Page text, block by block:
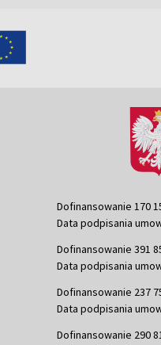
Dofinansowanie 170
Data podpisania
Dofinansowanie 391
Data podpisania
Dofinansowanie 237
Data podpisania
Dofinansowanie 290